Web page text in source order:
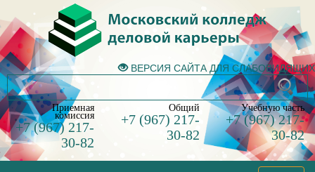
ВЕРСИЯ САЙТА ДЛЯ СЛАБОВИДЯЩИХ
Приемная
комиссия
+7 (967) 217-
30-82
Общий
+7 (967) 217-
30-82
Учебную часть
+7 (967) 217-
30-82